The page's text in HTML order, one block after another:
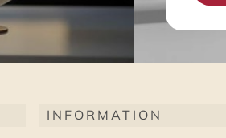
INFORMATION